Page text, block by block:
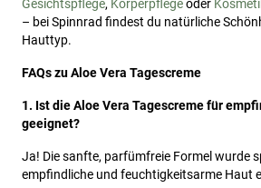
Gesichtspflege, Körperpflegeoder
– bei Spinnrad findest du natürliche
Hauttyp.
FAQs zu Aloe Vera Tagescreme
1. Ist die Aloe Vera Tagescreme für
geeignet?
Ja! Die sanfte, parfümfreie Formel wurde
empfindliche und feuchtigkeitsarme Haut